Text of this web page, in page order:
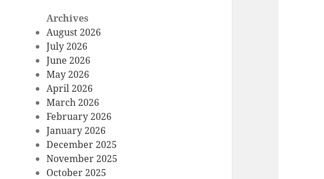
Archives
August 2026
July 2026
June 2026
May 2026
April 2026
March 2026
February 2026
January 2026
December 2025
November 2025
October 2025